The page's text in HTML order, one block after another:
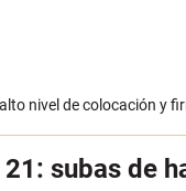
nivel de colocación y
subas de